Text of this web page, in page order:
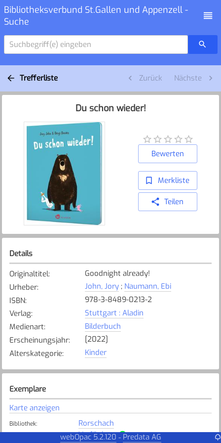
Bibliotheksverbund St.Gallen und Appenzell -
Suche
Suchbegriff(e) eingeben
Trefferliste Zurück Nächste
Du schon wieder!
Bewerten
Merkliste
Teilen
Details
Originaltitel:
Goodnight already!
Urheber: John, Jory; Naumann, Ebi
ISBN:
978-3-8489-0213-2
Verlag:
Stuttgart : Aladin
Medienart:
Bilderbuch
Erscheinungsjahr:
[2022]
Alterskategorie: Kinder
Exemplare
Karte anzeigen
Bibliothek: Rorschach
Verfügbar
webOpac 5.2.120 - Predata AG